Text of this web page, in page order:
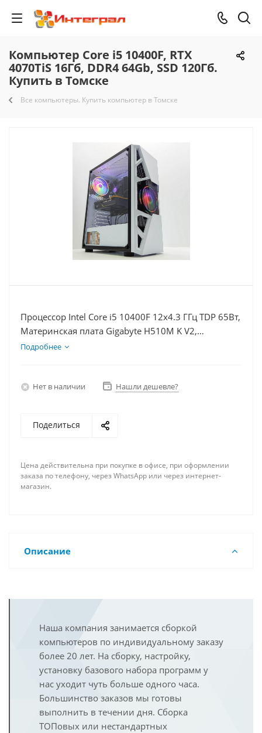
Компьютер Core i5 10400F, RTX
4070TiS 16Гб, DDR4 64Gb, SSD 120Гб.
Купить в Томске
Все компьютеры. Купить компьютер в Томске
Процессор Intel Core i5 10400F 12x4.3 ГГц TDP 65Вт,
Материнская плата Gigabyte H510M K V2,
Видеокарта RTX 4070TiS 16Гб, Память DDR4 64Gb,
Подробнее
Нет в наличии Нашли дешевле?
Поделиться
Цена действительна при покупке в офисе, при оформлении
заказа по телефону, через WhatsApp или через интернет-
магазин.
Описание
Наша компания занимается сборкой
компьютеров по индивидуальному заказу
более 20 лет. На сборку, настройку,
установку базового набора программ у
нас уходит чуть больше одного часа.
Большинство заказов мы готовы
выполнить в течении дня. Сборка
ТОПовых или нестандартных